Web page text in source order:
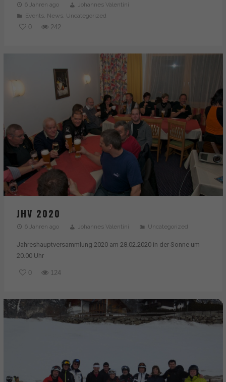
6 Jahren ago
Johannes Valentini
Events, News, Uncategorized
0 242
JHV 2020
6 Jahren ago Johannes Valentini Uncategorized
Jahreshauptversammlung 2020 am 28.02.2020 in der Sonne um
20.00 Uhr
0 124
powered by Borlabs Cookie